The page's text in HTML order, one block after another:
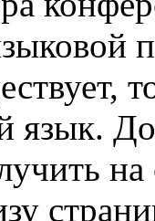
язык.
на